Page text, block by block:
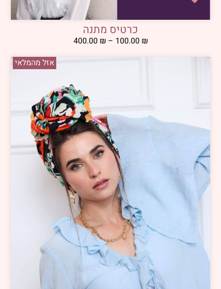
כרטיס מתנה
100.00 ₪
–
400.00 ₪
אזל מהמלאי